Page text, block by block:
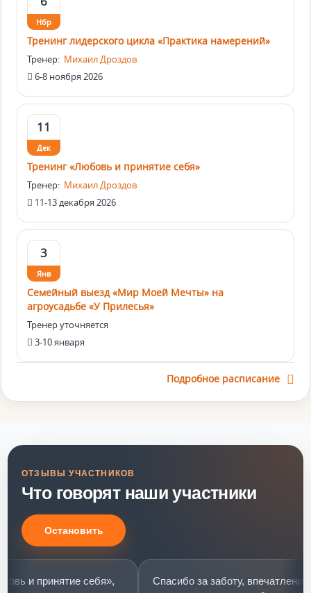
Нбр
Тренинг лидерского цикла «Практика намерений»
Тренер: Михаил Дроздов
6-8 ноября 2026
11
Дек
Тренинг «Любовь и принятие себя»
Тренер: Михаил Дроздов
11-13 декабря 2026
3
Янв
Семейный выезд «Мир Моей Мечты» на
агроусадьбе «У Прилесья»
Тренер уточняется
3-10 января
Подробное расписание
ОТЗЫВЫ УЧАСТНИКОВ
Что говорят наши участники
Остановить
принятие себя»,
Спасибо за заботу, впечатлений